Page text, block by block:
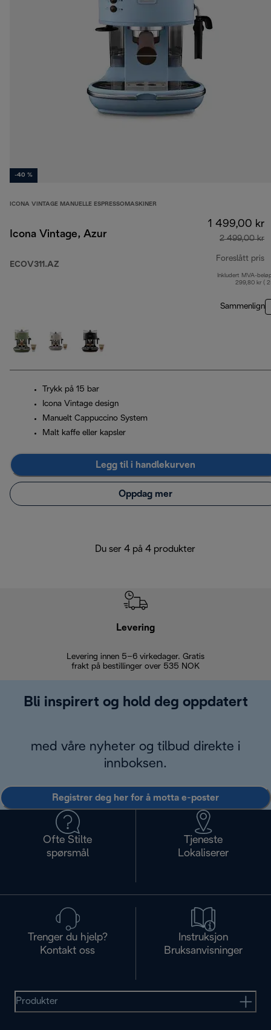
-40 %
ICONA VINTAGE MANUELLE ESPRESSOMASKINER
Icona Vintage, Azur
ECOV311.AZ
1 499,00 kr
2 499,00 kr
Foreslått pris
Inkludert MVA-
299,80 kr (
Sammenlign
Trykk på 15 bar
Icona Vintage design
Manuelt Cappuccino System
Malt kaffe eller kapsler
Legg til i handlekurven
Oppdag mer
Du ser 4 på 4 produkter
Levering
Levering innen 5–6 virkedager. Gratis
frakt på bestillinger over 535 NOK
Bli inspirert og hold deg oppdatert
med våre nyheter og tilbud direkte i
innboksen.
Registrer deg her for å motta e-poster
Ofte Stilte
spørsmål
Tjeneste
Lokaliserer
Trenger du hjelp?
Kontakt oss
Instruksjon
Bruksanvisninger
Produkter